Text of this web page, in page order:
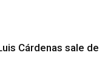
Cárdenas sale de